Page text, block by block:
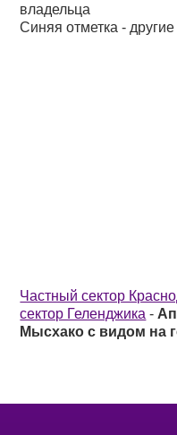
владельца
Синяя отметка -
Частный сектор
сектор Геленджика -
Мысхако с видом на